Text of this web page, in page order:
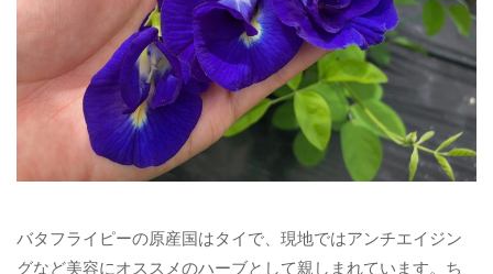
バタフライピーの原産国はタイで、現地ではアンチエイジン
グなど美容にオススメのハーブとして親しまれています。ち